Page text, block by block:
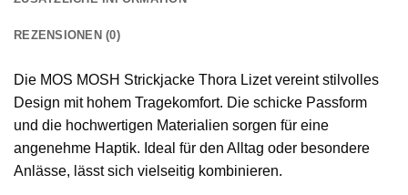
REZENSIONEN (0)
Die MOS MOSH Strickjacke Thora Lizet vereint stilvolles
Design mit hohem Tragekomfort. Die schicke Passform
und die hochwertigen Materialien sorgen für eine
angenehme Haptik. Ideal für den Alltag oder besondere
Anlässe, lässt sich vielseitig kombinieren.